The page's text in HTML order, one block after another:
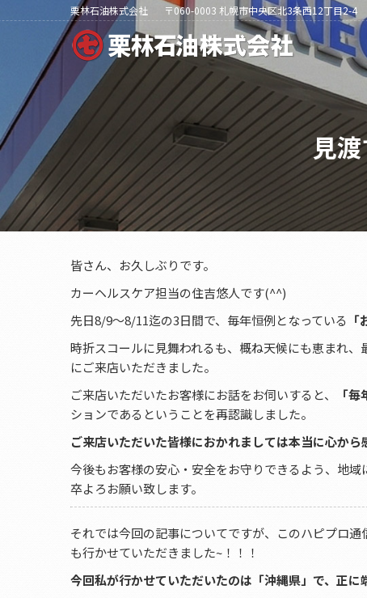
栗林石油株式会社 〒060-0003 札幌市中央区北3条西12丁目2-4
見
皆さん、お久しぶりです。
カーヘルスケア担当の住吉悠人です(^^)
先日8/9〜8/11迄の3日間で、毎年恒例となっている
時折スコールに見舞われるも、概ね天候にも恵まれ
にご来店いただきました。
ご来店いただいたお客様にお話をお伺いすると、
「
ションであるということを再認識しました。
ご来店いただいた皆様におかれましては本当に心か
今後もお客様の安心・安全をお守りできるよう、地
卒よろお願い致します。
それでは今回の記事についてですが、このハピプロ
も行かせていただきました~！！！
今回私が行かせていただいたのは「沖縄県」で、正に